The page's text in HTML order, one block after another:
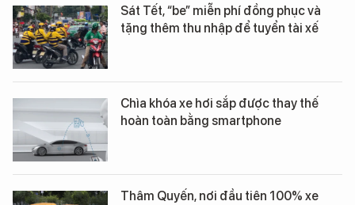
Sát Tết, “be” miễn phí đồng phục và
tặng thêm thu nhập để tuyển tài xế
Chìa khóa xe hơi sắp được thay thế
hoàn toàn bằng smartphone
Thâm Quyến, nơi đầu tiên 100% xe